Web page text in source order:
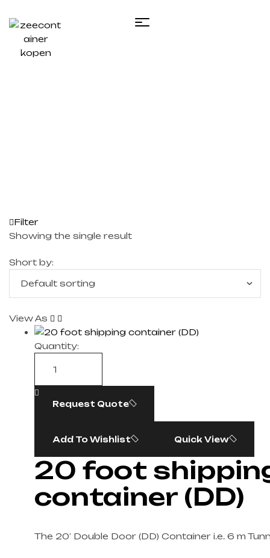
Filter
Showing the single result
Short by:
View As
Quantity:
Request Quote
Add To Wishlist Quick View
20 foot
container (DD)
The 20′ Double Door (DD) Container i.e. 6 m